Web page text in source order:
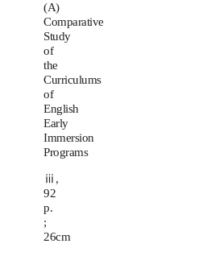
(A)
Comparative
Study
of
the
Curriculums
of
English
Early
Immersion
Programs
ⅲ,
92
p.
;
26cm